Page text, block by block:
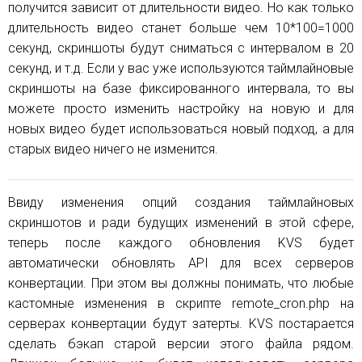
получится зависит от длительности видео. Но как только
длительность видео станет больше чем 10*100=1000
секунд, скриншоты будут сниматься с интервалом в 20
секунд, и т.д. Если у вас уже используются таймлайновые
скриншоты на базе фиксированного интервала, то вы
можете просто изменить настройку на новую и для
новых видео будет использоваться новый подход, а для
старых видео ничего не изменится.
Ввиду изменения опций создания таймлайновых
скриншотов и ради будущих изменений в этой сфере,
теперь после каждого обновления KVS будет
автоматически обновлять API для всех серверов
конвертации. При этом вы должны понимать, что любые
кастомные изменения в скрипте remote_cron.php на
серверах конвертации будут затерты. KVS постарается
сделать бэкап старой версии этого файла рядом.